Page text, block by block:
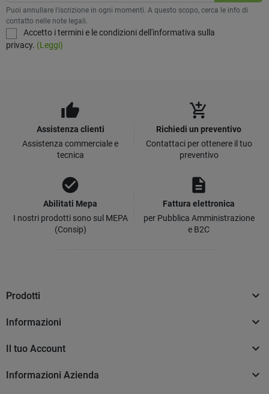
Puoi annullare l'iscrizione in ogni momenti. A questo scopo, cerca le info di
contatto nelle note legali.
Accetto i termini e le condizioni dell'informativa sulla
privacy. (Leggi)
thumb_up
Assistenza clienti
Assistenza commerciale e
tecnica
add_shopping_cart
Richiedi un preventivo
Contattaci per ottenere il tuo
preventivo
check_circle
Abilitati Mepa
I nostri prodotti sono sul MEPA
(Consip)
description
Fattura elettronica
per Pubblica Amministrazione
e B2C
Prodotti 
Informazioni 
Il tuo Account 
Informazioni Azienda 